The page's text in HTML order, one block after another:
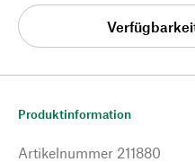
Produktinformation
Artikelnummer 211880